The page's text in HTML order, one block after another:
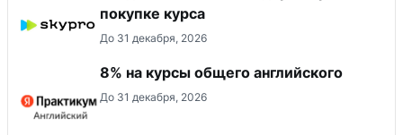
покупке курса
До 31 декабря, 2026
8% на курсы общего английского
До 31 декабря, 2026